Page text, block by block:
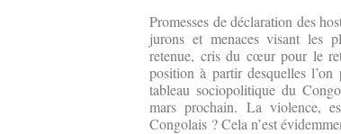
Promesses de déclaration des
jurons et menaces visant les
retenue, cris du cœur pour le
position à partir desquelles
tableau sociopolitique du
mars prochain. La violence,
Congolais ? Cela n’est